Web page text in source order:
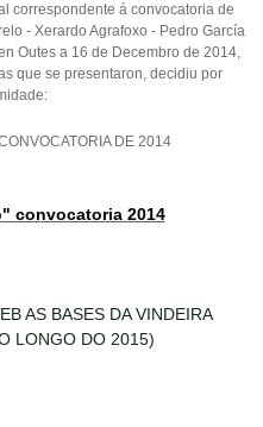
correspondente á convocatoria de
- Xerardo Agrafoxo - Pedro García
Outes a 16 de Decembro de 2014,
que se presentaron, decidiu por
DE 2014
convocatoria 2014
AS BASES DA VINDEIRA
LONGO DO 2015)